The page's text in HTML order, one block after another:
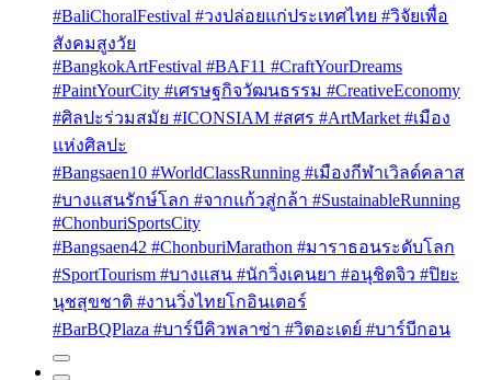
#BaliChoralFestival #วงปล่อยแก่ประเทศไทย #วิจัยเพื่อ
สังคมสูงวัย
#BangkokArtFestival #BAF11 #CraftYourDreams
#PaintYourCity #เศรษฐกิจวัฒนธรรม #CreativeEconomy
#ศิลปะร่วมสมัย #ICONSIAM #สศร #ArtMarket #เมือง
แห่งศิลปะ
#Bangsaen10 #WorldClassRunning #เมืองกีฬาเวิลด์คลาส
#บางแสนรักษ์โลก #จากแก้วสู่กล้า #SustainableRunning
#ChonburiSportsCity
#Bangsaen42 #ChonburiMarathon #มาราธอนระดับโลก
#SportTourism #บางแสน #นักวิ่งเคนยา #อนุชิตจิว #ปิยะ
นุชสุขชาติ #งานวิ่งไทยโกอินเตอร์
#BarBQPlaza #บาร์บีคิวพลาซ่า #วิตอะเดย์ #บาร์บีกอน